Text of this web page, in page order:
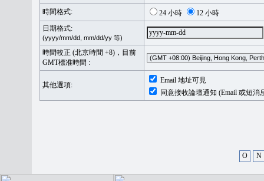
時間格式:
24 小時
12 小時
日期格式:
(yyyy/mm/dd, mm/dd/yy 等)
時間較正 (北京時間 +8)，目前
GMT標准時間 :
其他選項:
Email 地址可見
同意接收論壇通知 (Email 或短消
O N